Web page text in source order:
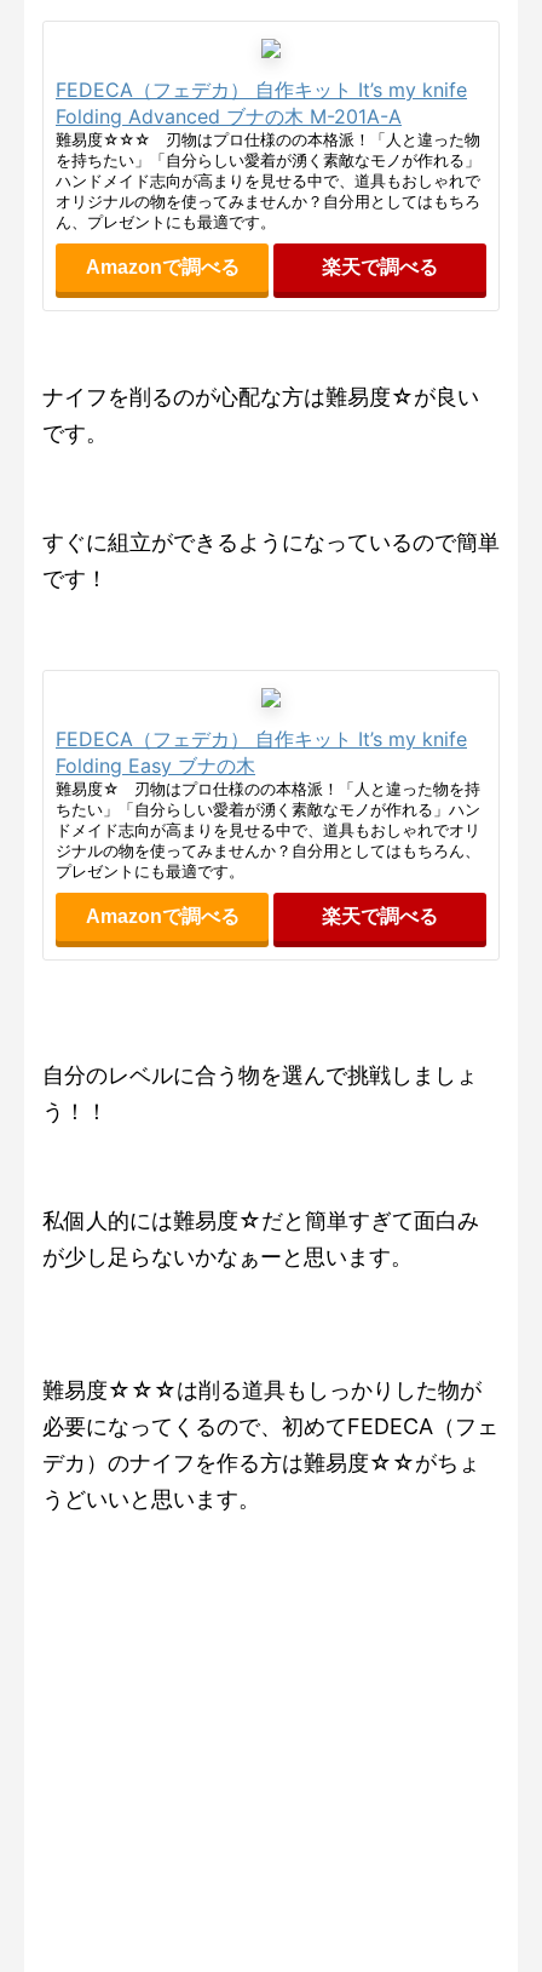
FEDECA（フェデカ） 自作キット It’s my knife
Folding Advanced ブナの木 M-201A-A
難易度☆☆☆ 刃物はプロ仕様のの本格派！「人と違った物
を持ちたい」「自分らしい愛着が湧く素敵なモノが作れる」
ハンドメイド志向が高まりを見せる中で、道具もおしゃれで
オリジナルの物を使ってみませんか？自分用としてはもちろ
ん、プレゼントにも最適です。
Amazonで調べる 楽天で調べる
ナイフを削るのが心配な方は難易度☆が良い
です。
すぐに組立ができるようになっているので簡単
です！
FEDECA（フェデカ） 自作キット It’s my knife
Folding Easy ブナの木
難易度☆ 刃物はプロ仕様のの本格派！「人と違った物を持
ちたい」「自分らしい愛着が湧く素敵なモノが作れる」ハン
ドメイド志向が高まりを見せる中で、道具もおしゃれでオリ
ジナルの物を使ってみませんか？自分用としてはもちろん、
プレゼントにも最適です。
Amazonで調べる 楽天で調べる
自分のレベルに合う物を選んで挑戦しましょ
う！！
私個人的には難易度☆だと簡単すぎて面白み
が少し足らないかなぁーと思います。
難易度☆☆☆は削る道具もしっかりした物が
必要になってくるので、初めてFEDECA（フェ
デカ）のナイフを作る方は難易度☆☆がちょ
うどいいと思います。